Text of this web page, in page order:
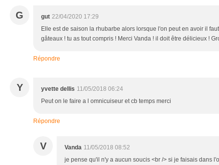
G gut 22/04/2020 17:29
Elle est de saison la rhubarbe alors lorsque l'on peut en avoir il
gâteaux ! tu as tout compris ! Merci Vanda ! il doit être délicieux !
Répondre
Y yvette dellis 11/05/2018 06:24
Peut on le faire a l omnicuiseur et cb temps merci
Répondre
V Vanda 11/05/2018 08:52
je pense qu'il n'y a aucun soucis <br /> si je faisais dans